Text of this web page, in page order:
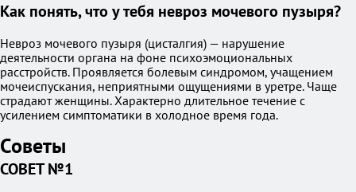
Как понять, что у тебя невроз мочевого пузыря?
Невроз мочевого пузыря (цисталгия) — нарушение
деятельности органа на фоне психоэмоциональных
расстройств. Проявляется болевым синдромом, учащением
мочеиспускания, неприятными ощущениями в уретре. Чаще
страдают женщины. Характерно длительное течение с
усилением симптоматики в холодное время года.
Советы
СОВЕТ №1